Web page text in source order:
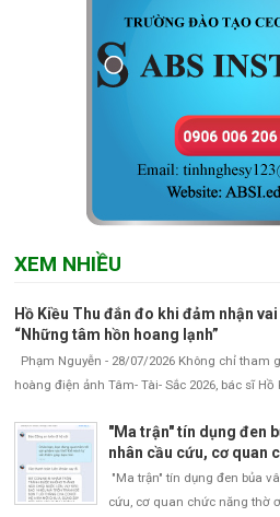
XEM NHIỀU
Hồ Kiều Thu đắn đo khi đảm nhận
“Những tâm hồn hoang lạnh”
Phạm Nguyễn - 28/07/2026 Không chỉ tham
hoàng điện ảnh Tâm- Tài- Sắc 2026, bác sĩ
"Ma trận" tín dụng đen
nhân cầu cứu, cơ quan
"Ma trận" tín dụng đen bủa
cứu, cơ quan chức năng thờ